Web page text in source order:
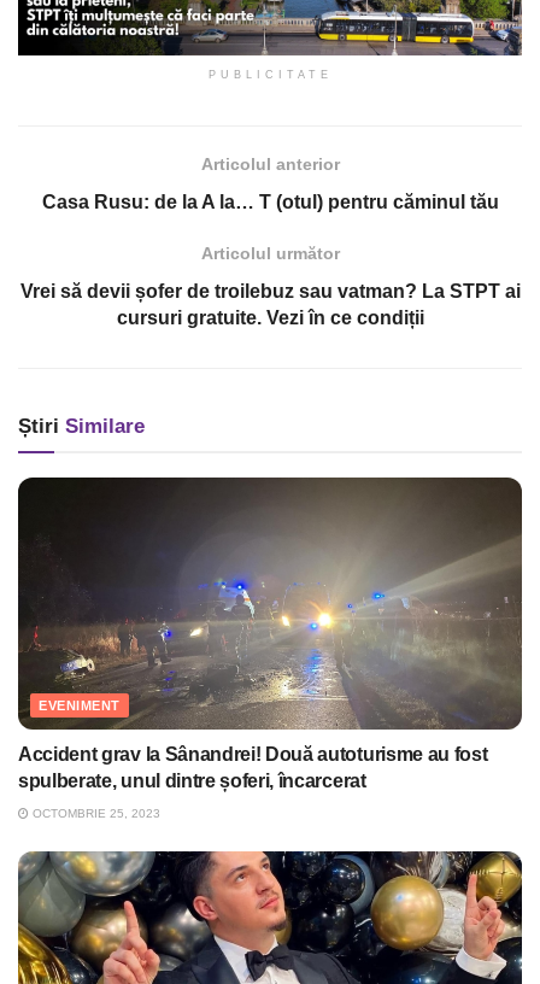
PUBLICITATE
Articolul anterior
Casa Rusu: de la A la… T (otul) pentru căminul tău
Articolul următor
Vrei să devii șofer de troilebuz sau vatman? La STPT ai
cursuri gratuite. Vezi în ce condiții
Știri Similare
EVENIMENT
Accident grav la Sânandrei! Două autoturisme au fost
spulberate, unul dintre șoferi, încarcerat
OCTOMBRIE 25, 2023